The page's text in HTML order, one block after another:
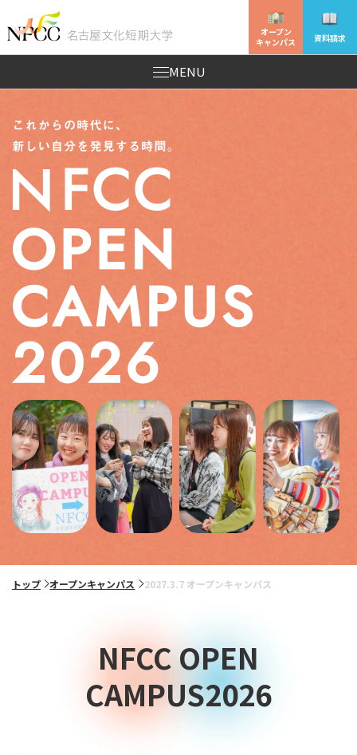
オープン
キャンパス
資料請求
MENU
トップ オープンキャンパス 2027.3.7 オープンキャンパス
NFCC OPEN
CAMPUS2026